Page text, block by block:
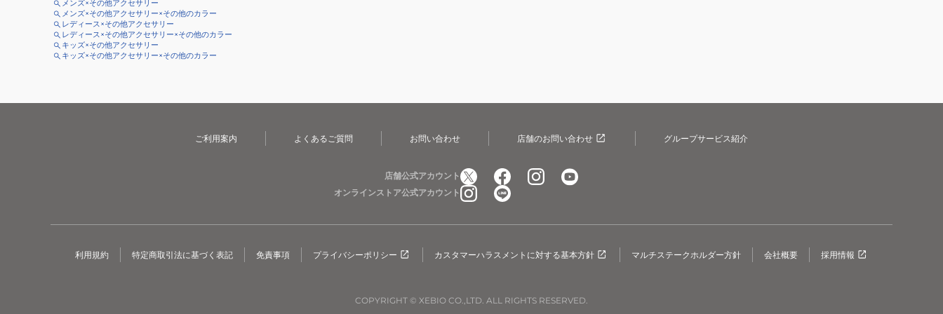
メンズ×その他アクセサリー
メンズ×その他アクセサリー×その他のカラー
レディース×その他アクセサリー
レディース×その他アクセサリー×その他のカラー
キッズ×その他アクセサリー
キッズ×その他アクセサリー×その他のカラー
ご利用案内 よくあるご質問 お問い合わせ 店舗のお問い合わせ グループサービス紹介
店舗公式アカウント
オンラインストア公式アカウント
利用規約 特定商取引法に基づく表記 免責事項 プライバシーポリシー カスタマーハラスメントに対する基本方針 マルチステークホルダー方針 会社概要 採用情報
COPYRIGHT © XEBIO CO.,LTD. ALL RIGHTS RESERVED.